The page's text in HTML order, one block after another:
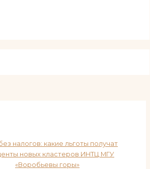
налогов: какие льготы получат
новых кластеров ИНТЦ МГУ
«Воробьевы горы»